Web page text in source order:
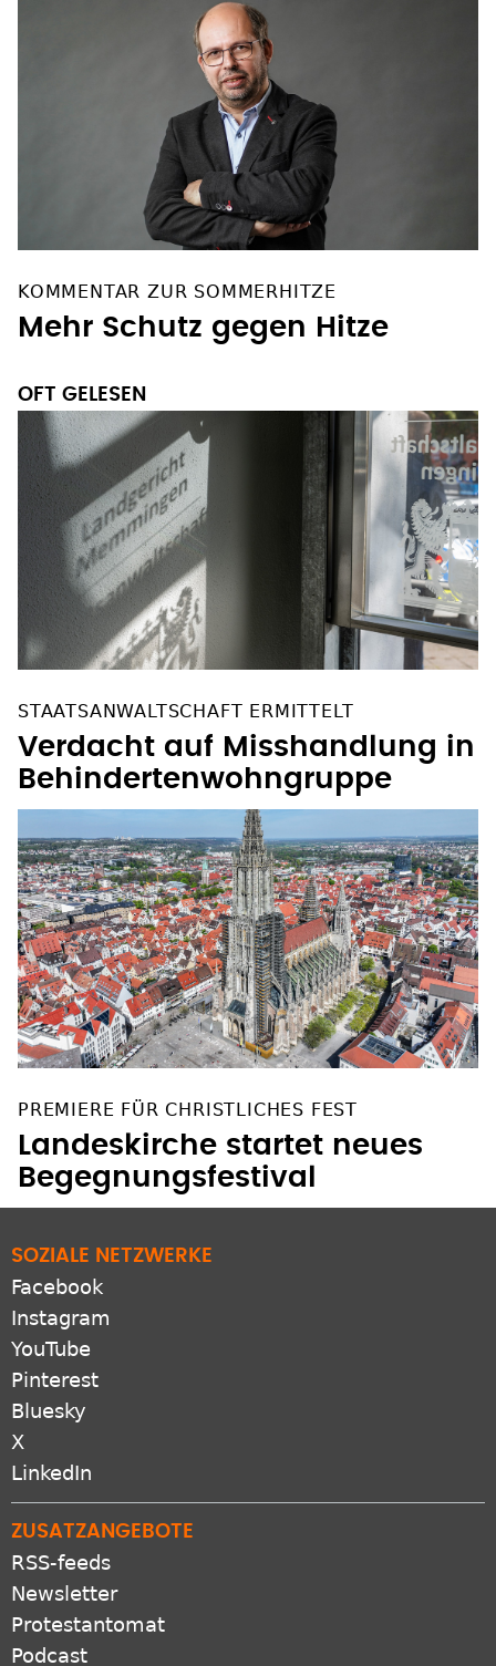
KOMMENTAR ZUR SOMMERHITZE
Mehr Schutz gegen Hitze
OFT GELESEN
STAATSANWALTSCHAFT ERMITTELT
Verdacht auf Misshandlung in
Behindertenwohngruppe
PREMIERE FÜR CHRISTLICHES FEST
Landeskirche startet neues
Begegnungsfestival
SOZIALE NETZWERKE
Facebook
Instagram
YouTube
Pinterest
Bluesky
X
ZUSATZANGEBOTE
RSS-feeds
Newsletter
Protestantomat